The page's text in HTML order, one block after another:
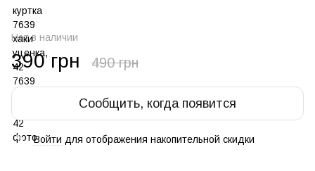
Нет в наличии
390 грн 490 грн
Сообщить, когда появится
% Войти для отображения накопительной скидки